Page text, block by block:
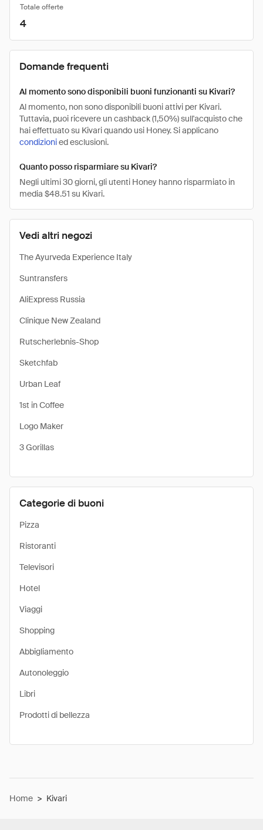
Vedi altri negozi
The Ayurveda Experience Italy
Suntransfers
AliExpress Russia
Clinique New Zealand
Rutscherlebnis-Shop
Sketchfab
Urban Leaf
1st in Coffee
Logo Maker
3 Gorillas
Categorie di buoni
Pizza
Ristoranti
Televisori
Hotel
Viaggi
Shopping
Abbigliamento
Autonoleggio
Libri
Prodotti di bellezza
Totale offerte
4
Domande frequenti
Al momento sono disponibili buoni funzionanti su Kivari?
Al momento, non sono disponibili buoni attivi per Kivari.
Tuttavia, puoi ricevere un cashback (1,50%) sull'acquisto che
hai effettuato su Kivari quando usi Honey. Si applicano
condizionied esclusioni.
Quanto posso risparmiare su Kivari?
Negli ultimi 30 giorni, gli utenti Honey hanno risparmiato in
media $48.51 su Kivari.
Home > Kivari